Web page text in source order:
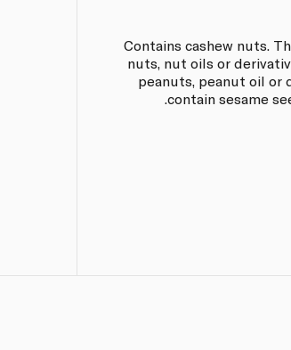
Contains cashew nuts.
nuts, nut oils or
peanuts, peanut oil or
contain sesame